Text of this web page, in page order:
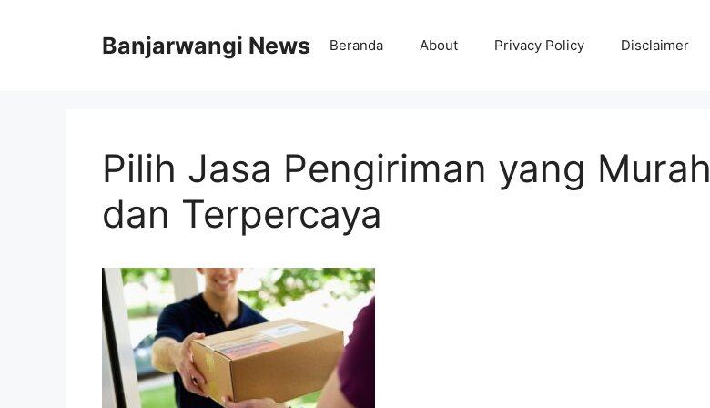
Banjarwangi News Beranda About Privacy Policy Disclaimer
Pilih Jasa Pengiriman yang Murah
dan Terpercaya